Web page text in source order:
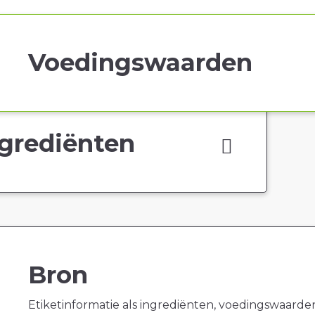
Voedingswaarden
Bron
Etiketinformatie als ingrediënten,